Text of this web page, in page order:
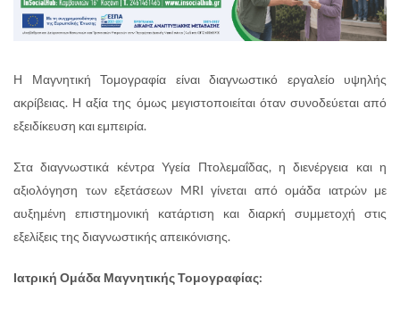
Η Μαγνητική Τομογραφία είναι διαγνωστικό εργαλείο υψηλής
ακρίβειας. Η αξία της όμως μεγιστοποιείται όταν συνοδεύεται από
εξειδίκευση και εμπειρία.
Στα διαγνωστικά κέντρα Υγεία Πτολεμαΐδας, η διενέργεια και η
αξιολόγηση των εξετάσεων MRI γίνεται από ομάδα ιατρών με
αυξημένη επιστημονική κατάρτιση και διαρκή συμμετοχή στις
εξελίξεις της διαγνωστικής απεικόνισης.
Ιατρική Ομάδα Μαγνητικής Τομογραφίας: